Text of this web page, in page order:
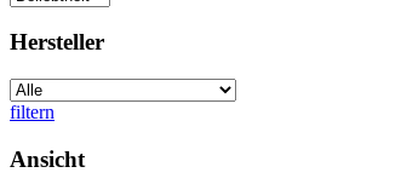
Hersteller
filtern
Ansicht